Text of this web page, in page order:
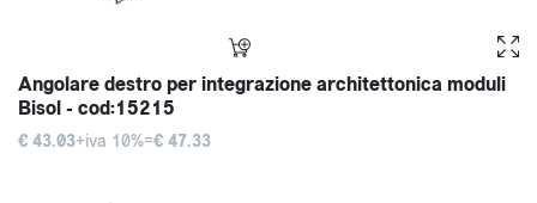
Angolare destro per integrazione architettonica moduli
Bisol - cod:15215
€ 43.03+iva 10%=€ 47.33